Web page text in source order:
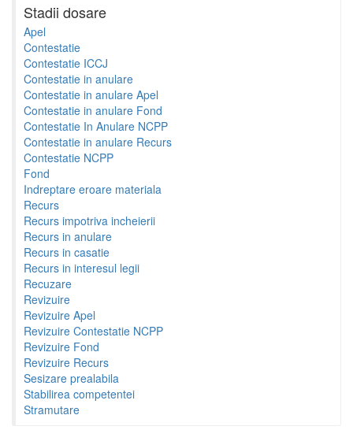
Stadii dosare
Apel
Contestatie
Contestatie ICCJ
Contestatie in anulare
Contestatie in anulare Apel
Contestatie in anulare Fond
Contestatie In Anulare NCPP
Contestatie in anulare Recurs
Contestatie NCPP
Fond
Indreptare eroare materiala
Recurs
Recurs impotriva incheierii
Recurs in anulare
Recurs in casatie
Recurs in interesul legii
Recuzare
Revizuire
Revizuire Apel
Revizuire Contestatie NCPP
Revizuire Fond
Revizuire Recurs
Sesizare prealabila
Stabilirea competentei
Stramutare